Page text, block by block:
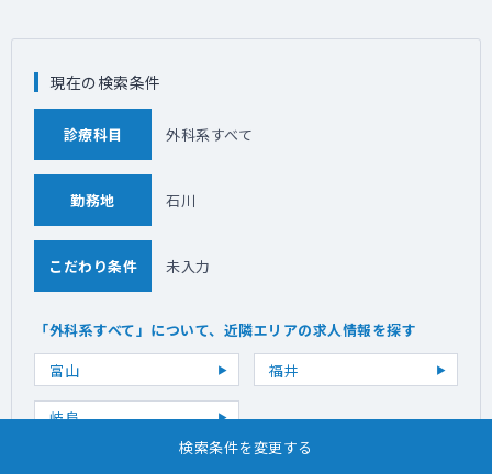
検索条件を変更する
現在の検索条件
診療科目 外科系すべて
勤務地 石川
こだわり条件 未入力
「外科系すべて」について、近隣エリアの求人情報を探す
富山
福井
岐阜